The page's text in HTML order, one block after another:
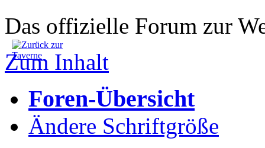
Das offizielle Forum zur
Zum Inhalt
Foren-Übersicht
Ändere Schriftgröße